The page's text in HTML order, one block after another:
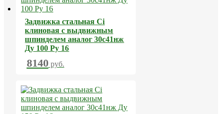
Задвижка стальная Ci
клиновая с выдвижным
шпинделем аналог 30с41нж
Ду 100 Ру 16
8140 руб.